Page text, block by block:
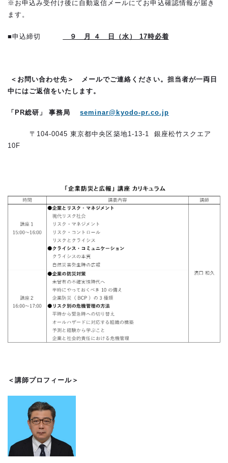
※お申込み受付け後に自動返信メールにてお申込確認情報が届き
ます。
■申込締切 ９ 月 ４ 日（水） 17時必着
＜お問い合わせ先＞
メールでご連絡ください。担当者が一両日
中にはご返信をいたします。
「PR総研」 事務局seminar@kyodo-pr.co.jp
〒104-0045 東京都中央区築地1-13-1 銀座松竹スクエア
10F
＜講師プロフィール＞